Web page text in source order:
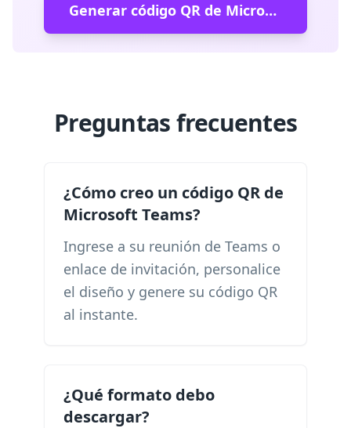
Generar código QR de Microsoft Teams
Preguntas frecuentes
¿Cómo creo un código QR de
Microsoft Teams?
Ingrese a su reunión de Teams o
enlace de invitación, personalice
el diseño y genere su código QR
al instante.
¿Qué formato debo
descargar?